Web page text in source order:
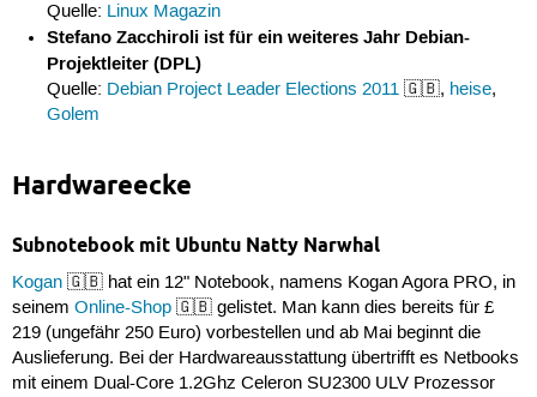
Quelle: Linux Magazin
Stefano Zacchiroli ist für ein weiteres Jahr Debian-
Projektleiter (DPL)
Quelle: Debian Project Leader Elections 2011 🇬🇧, heise,
Golem
Hardwareecke
Subnotebook mit Ubuntu Natty Narwhal
Kogan🇬🇧 hat ein 12" Notebook, namens Kogan Agora PRO, in
seinem Online-Shop🇬🇧 gelistet. Man kann dies bereits für £
219 (ungefähr 250 Euro) vorbestellen und ab Mai beginnt die
Auslieferung. Bei der Hardwareausstattung übertrifft es Netbooks
mit einem Dual-Core 1.2Ghz Celeron SU2300 ULV Prozessor